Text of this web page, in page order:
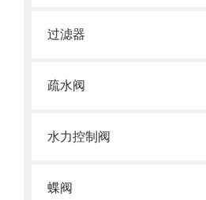
过滤器
疏水阀
水力控制阀
蝶阀